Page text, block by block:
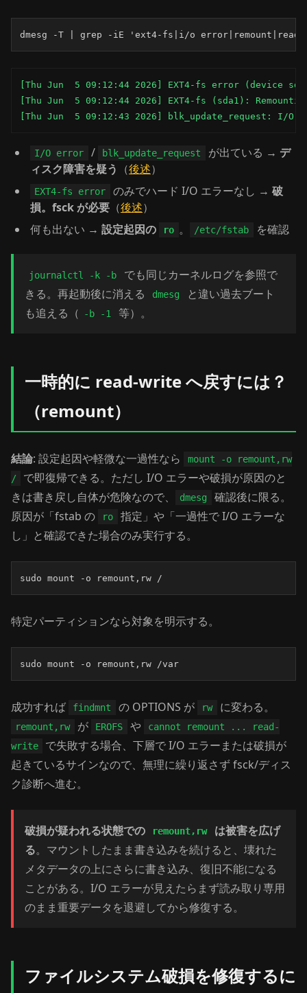
dmesg -T | grep -iE 'ext4-fs|i/o
[Thu Jun  5 09:12:44 2026] EXT4-fs error (device
[Thu Jun  5 09:12:44 2026] EXT4-fs (sda1):
[Thu Jun  5 09:12:43 2026] blk_update_request: I/O
I/O error / blk_update_request が出ている → デ
ィスク障害を疑う （後述）
EXT4-fs error のみでハード I/O エラーなし → 破
損。fsck が必要 （後述）
何も出ない → 設定起因の ro 。 /etc/fstab を確認
journalctl -k -b
でも同じカーネルログを参照で
きる。再起動後に消える
dmesg
と違い過去ブート
も追える（
-b -1 等）。
一時的に read-write へ戻すには？
（remount）
結論: 設定起因や軽微な一過性なら
mount -o remount,rw
/
で即復帰できる。ただし I/O エラーや破損が原因のと
きは書き戻し自体が危険なので、
dmesg
確認後に限る。
原因が「fstab の
ro
指定」や「一過性で I/O エラーな
し」と確認できた場合のみ実行する。
sudo mount -o remount,rw /
特定パーティションなら対象を明示する。
sudo mount -o remount,rw /var
成功すれば findmnt の OPTIONS が rw に変わる。
remount,rw が EROFS や
cannot remount ... read-
write
で失敗する場合、下層で I/O エラーまたは破損が
起きているサインなので、無理に繰り返さず fsck/ディス
ク診断へ進む。
破損が疑われる状態での remount,rw
は被害を広げ
る。マウントしたまま書き込みを続けると、壊れた
メタデータの上にさらに書き込み、復旧不能になる
ことがある。I/O エラーが見えたらまず読み取り専用
のまま重要データを退避してから修復する。
ファイルシステム破損を修復するに